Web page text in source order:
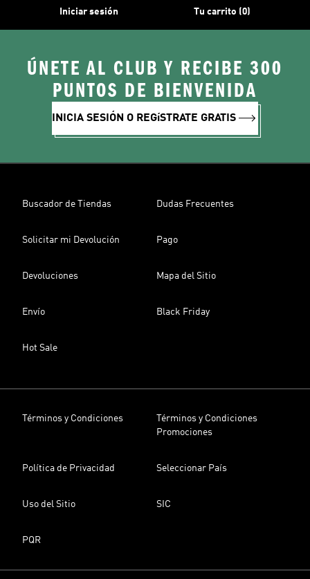
Iniciar sesión Tu carrito (0)
ÚNETE AL CLUB Y RECIBE 300
PUNTOS DE BIENVENIDA
INICIA SESIÓN O REGíSTRATE GRATIS
Buscador de Tiendas Dudas Frecuentes
Solicitar mi Devolución Pago
Devoluciones Mapa del Sitio
Envío Black Friday
Hot Sale
Términos y Condiciones
Términos y Condiciones
Promociones
Política de Privacidad Seleccionar País
Uso del Sitio SIC
PQR